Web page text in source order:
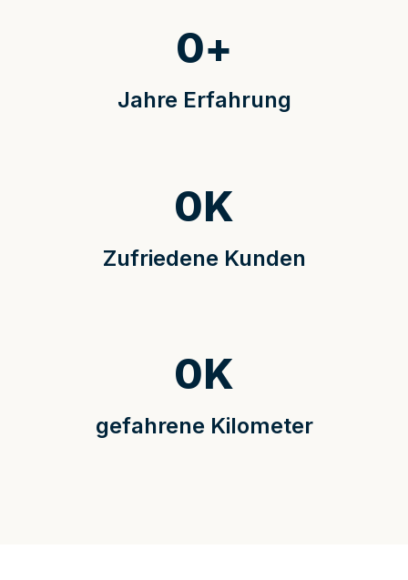
Jahre Erfahrung
0+
Zufriedene Kunden
0K
gefahrene Kilometer
0K